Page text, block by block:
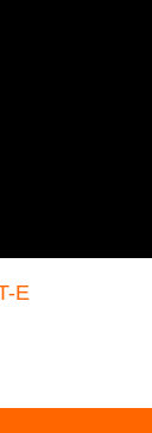
E